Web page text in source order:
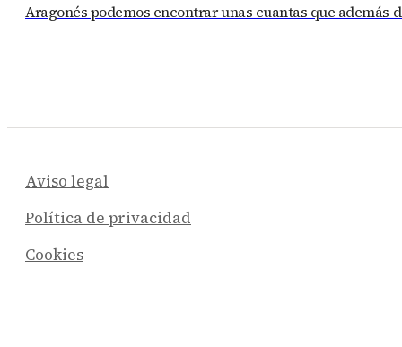
Aragonés podemos encontrar unas cuantas que
Aviso legal
Política de privacidad
Cookies